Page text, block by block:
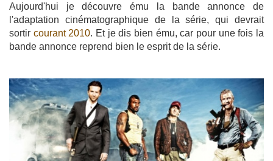
Aujourd'hui je découvre ému la bande annonce de
l'adaptation cinématographique de la série, qui devrait
sortir courant 2010. Et je dis bien ému, car pour une fois la
bande annonce reprend bien le esprit de la série.